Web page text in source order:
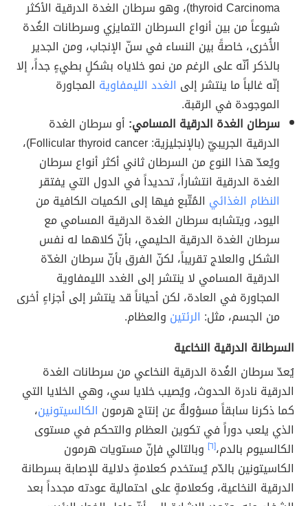
thyroid Carcinoma)، وهو سرطان الغدة الدرقية الأكثر
شيوعاً من بين أنواع السرطان التمايزي وسرطانات الغُدة
الأُخرى، خاصةً بين النساء في سنّ الإنجاب، ومن الجدير
بالذكر أنّه على الرغم من نمو خلاياه بشكلٍ بطيءٍ جداً، إلا
إنّه غالباً ما ينتشر إلى الغدد الليمفاوية المجاورة
الموجودة في الرقبة.
سرطان الغدة الدرقية المسامي: أو سرطان الغدة
الدرقية الجريبيّ (بالإنجليزية: Follicular thyroid cancer)،
ويُعدّ هذا النوع من السرطان ثاني أكثر أنواع سرطان
الغدة الدرقية انتشاراً، تحديداً في الدول التي يفتقر
النظام الغذائي المُتّبع فيها إلى الكميات الكافية من
اليود، ويتشابه سرطان الغدة الدرقية المسامي مع
سرطان الغدة الدرقية الحليمي، بأنّ كلاهما له نفس
الشكل والعلاج تقريباً، لكنّ الفرق بأنّ سرطان الغدّة
الدرقية المسامي لا ينتشر إلى الغدد الليمفاوية
المجاورة في العادة، لكن أحياناً قد ينتشر إلى أجزاءٍ أخرى
من الجسم، مثل: الرئتين والعظام.
السرطانة الدرقية النخاعية
يُعدّ سرطان الغُدة الدرقية النخاعي من سرطانات الغدة
الدرقية نادرة الحدوث، ويُصيب خلايا سي، وهي الخلايا التي
كما ذكرنا سابقاً مسؤولةٌ عن إنتاج هرمون الكالسيتونين،
الذي يلعب دوراً في تكوين العظام والتحكم في مستوى
الكالسيوم بالدم،[٦]
وبالتالي فإنّ مستويات هرمون
الكاسيتونين بالدّم يُستخدم كعلامةٍ دلالية للإصابة بسرطانة
الدرقية النخاعية، وكعلامةٍ على احتمالية عودته مجدداً بعد